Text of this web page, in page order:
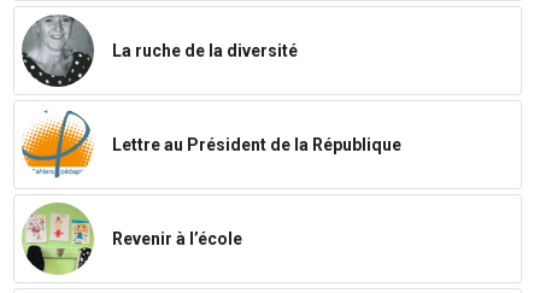
La ruche de la diversité
Lettre au Président de la République
Revenir à l’école